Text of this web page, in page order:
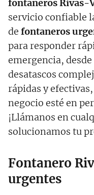
fontaneros Rivas-
servicio confiable
de fontaneros
para responder
emergencia,
desatascos
rápidas y
negocio esté en
¡Llámanos en
solucionamos tu
Fontanero
urgentes